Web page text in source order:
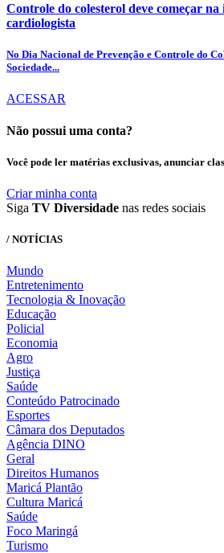
Controle do colesterol deve começar
cardiologista
No Dia Nacional de Prevenção e Controle do
Sociedade...
ACESSAR
Não possui uma conta?
Você pode ler matérias exclusivas, anunciar
Criar minha conta
Siga TV Diversidade nas redes sociais
/ NOTÍCIAS
Mundo
Entretenimento
Tecnologia & Inovação
Educação
Policial
Economia
Agro
Justiça
Saúde
Conteúdo Patrocinado
Esportes
Câmara dos Deputados
Agência DINO
Geral
Direitos Humanos
Maricá Plantão
Cultura Maricá
Saúde
Foco Maringá
Turismo